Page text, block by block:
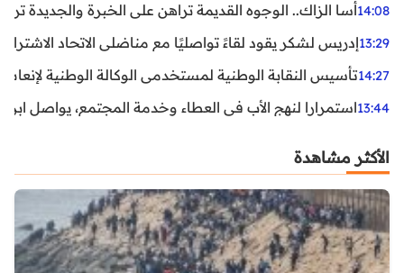
14:08أسا الزاك.. الوجوه القديمة تراهن على الخبرة والجديدة
13:29إدريس لشكر يقود لقاءً تواصليًا مع مناضلي الاتحاد
14:27تأسيس النقابة الوطنية لمستخدمي الوكالة الوطنية
13:44استمرارا لنهج الأب في العطاء وخدمة المجتمع، يواصل ابن
الأكثر مشاهدة